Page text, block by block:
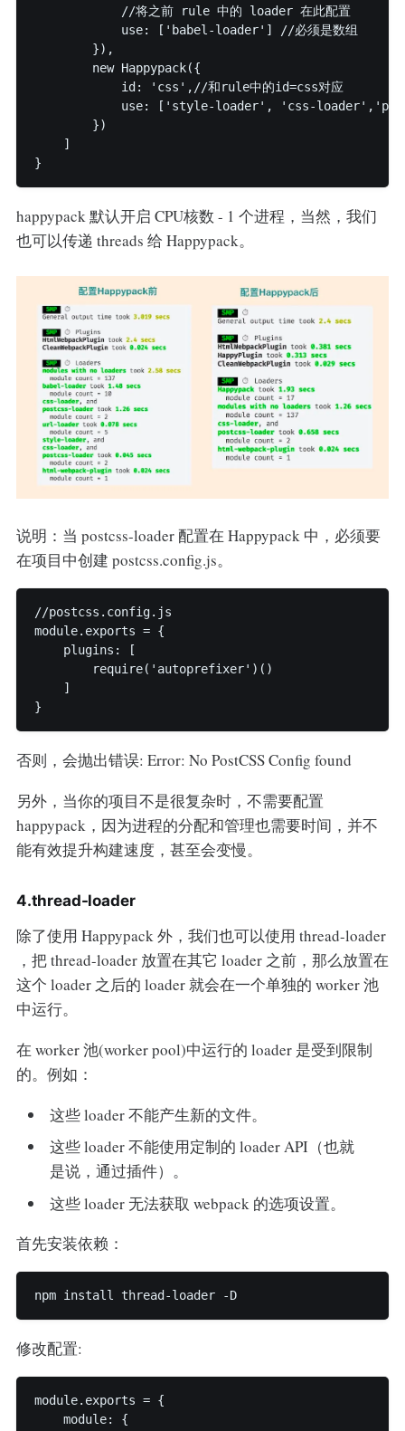
//将之前 rule 中的 loader 在此配置
use: ['babel-loader'] //必须是数组
}),
new Happypack({
id: 'css',//和rule中的id=css对应
use: ['style-loader', 'css-
})
]
}
happypack 默认开启 CPU核数 - 1 个进程，当然，我们
也可以传递 threads 给 Happypack。
说明：当 postcss-loader 配置在 Happypack 中，必须要
在项目中创建 postcss.config.js。
//postcss.config.js
module.exports = {
plugins: [
require('autoprefixer')()
]
}
否则，会抛出错误: Error: No PostCSS Config found
另外，当你的项目不是很复杂时，不需要配置
happypack，因为进程的分配和管理也需要时间，并不
能有效提升构建速度，甚至会变慢。
4.thread-loader
除了使用 Happypack 外，我们也可以使用 thread-loader
，把 thread-loader 放置在其它 loader 之前，那么放置在
这个 loader 之后的 loader 就会在一个单独的 worker 池
中运行。
在 worker 池(worker pool)中运行的 loader 是受到限制
的。例如：
这些 loader 不能产生新的文件。
这些 loader 不能使用定制的 loader API（也就
是说，通过插件）。
这些 loader 无法获取 webpack 的选项设置。
首先安装依赖：
npm install thread-loader -D
修改配置:
module.exports = {
module: {